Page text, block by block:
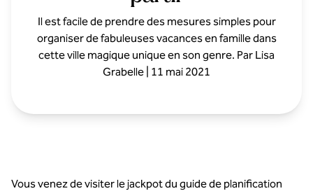
Il est facile de prendre des mesures simples pour
organiser de fabuleuses vacances en famille dans
cette ville magique unique en son genre. Par Lisa
Grabelle | 11 mai 2021
Vous venez de visiter le jackpot du guide de planification